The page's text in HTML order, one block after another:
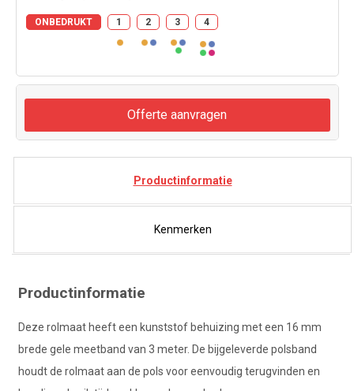
ONBEDRUKT 1 2 3 4
Offerte aanvragen
Productinformatie
Kenmerken
Productinformatie
Deze rolmaat heeft een kunststof behuizing met een 16 mm
brede gele meetband van 3 meter. De bijgeleverde polsband
houdt de rolmaat aan de pols voor eenvoudig terugvinden en